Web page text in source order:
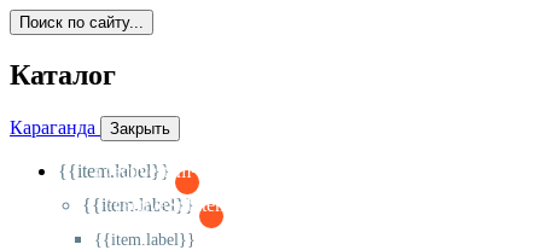
Поиск по сайту...
Каталог
Караганда Закрыть
{{item.label}}
{{activeItem==item.id?'-
{{item.label}}
{{activeSubitem==item.id?'-
{{item.label}}